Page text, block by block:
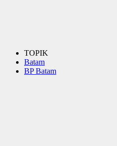
TOPIK
Batam
BP Batam